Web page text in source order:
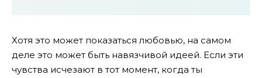
Хотя это может показаться любовью, на самом
деле это может быть навязчивой идеей. Если эти
чувства исчезают в тот момент, когда ты